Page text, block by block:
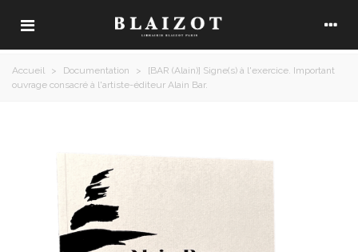
Accueil > Documentation >
[BAR (Alain)] Signe(s) à l'exercice. Important
ouvrage consacré à l'artiste-éditeur Alain Bar.